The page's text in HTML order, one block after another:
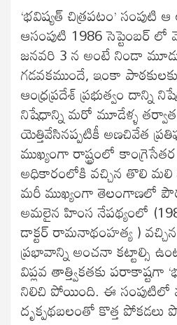
‘భవిష్యత్ చిత్రపటం’ సంపుటి
ఆసంపుటి 1986 సెప్టెంబర్ లో
జనవరి 3 న అంటే నిండా
గడవకముందే, ఇంకా
ఆంధ్రప్రదేశ్ ప్రభుత్వం దాన్ని
నిషేధాన్ని మరో మూడేళ్ళ
యెత్తివేసినప్పటికీ అణచివేత
ముఖ్యంగా రాష్ట్రంలో
అధికారంలోకి వచ్చిన తొలి మలి
మరీ ముఖ్యంగా తెలంగాణలో
అమలైన హింస నేపథ్యంలో
డాక్టర్ రామనాథంహత్య )
ప్రభావాన్ని అంచనా కట్టాల్సి
విప్లవ తాత్త్వికతకు పరాకాష్టగా
నిలిచి పోయింది. ఈ సంపుటిలో
దృక్పథబలంతో కొత్త